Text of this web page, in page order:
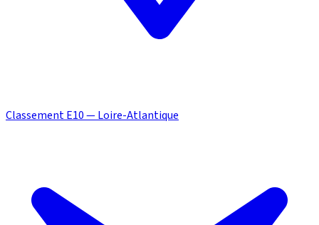
Classement E10 — Loire-Atlantique